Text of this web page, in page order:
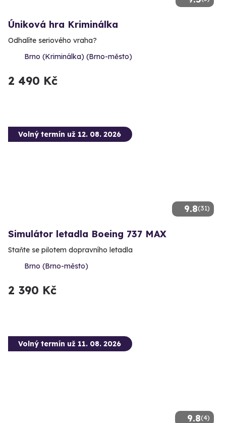
Úniková hra Kriminálka
Odhalíte seriového vraha?
Brno (Kriminálka) (Brno-město)
2 490 Kč
9.8(31)
Volný termín už 12. 08. 2026
Simulátor letadla Boeing 737 MAX
Staňte se pilotem dopravního letadla
Brno (Brno-město)
2 390 Kč
9.8(4)
Volný termín už 11. 08. 2026